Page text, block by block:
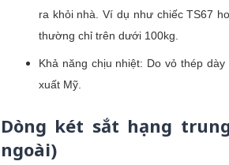
ra khỏi nhà. Ví dụ như chiếc TS67
thường chỉ trên dưới 100kg.
Khả năng chịu nhiệt: Do vỏ thép
xuất Mỹ.
Dòng két sắt hạng
ngoài)